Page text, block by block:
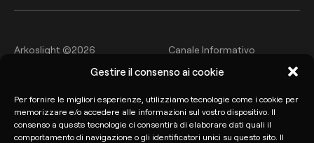
Gestire il consenso ai cookie
Per fornire le migliori esperienze, utilizziamo tecnologie come i cookie per
memorizzare e/o accedere alle informazioni sul vostro dispositivo. Il
consenso a queste tecnologie ci consentirà di elaborare dati quali il
comportamento di navigazione o gli identificatori unici su questo sito. Il
Arkoslight ©2026 Canale Informativo
Politica sulla privacy e sulla
Politica sui cookie